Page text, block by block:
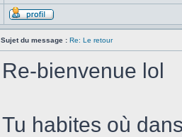
Sujet du message : Re: Le retour
Re-bienvenue lol
Tu habites où